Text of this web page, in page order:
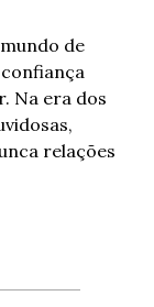
de
Na era dos
relações